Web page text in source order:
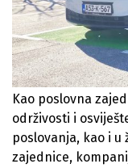
Kao poslovna
održivosti i
poslovanja, kao i
zajednice,